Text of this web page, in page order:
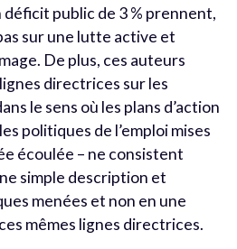
déficit public de 3 % prennent,
sur une lutte active et
De plus, ces auteurs
directrices sur les
le sens où les plans d’action
politiques de l’emploi mises
écoulée – ne consistent
simple description et
menées et non en une
mêmes lignes directrices.